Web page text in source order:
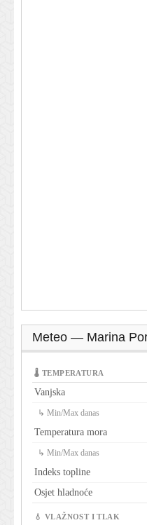
Meteo — Marina
🌡 TEMPERATURA
Vanjska
↳ Min/Max danas
Temperatura mora
↳ Min/Max danas
Indeks topline
Osjet hladnoće
💧 VLAŽNOST I TLAK